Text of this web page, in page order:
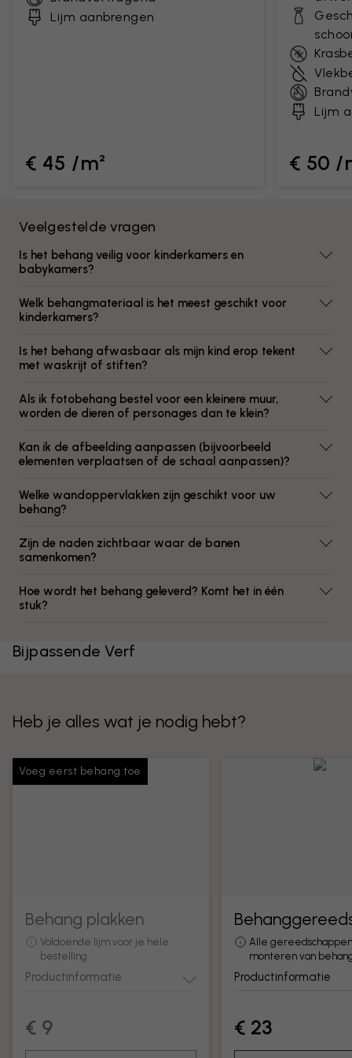
Lijm aanbrengen
€ 45 /m²
Lijm
€ 50 /
Veelgestelde vragen
Is het behang veilig voor kinderkamers en
babykamers?
Welk behangmateriaal is het meest geschikt voor
kinderkamers?
Is het behang afwasbaar als mijn kind erop tekent
met waskrijt of stiften?
Als ik fotobehang bestel voor een kleinere muur,
worden de dieren of personages dan te klein?
Kan ik de afbeelding aanpassen (bijvoorbeeld
elementen verplaatsen of de schaal aanpassen)?
Welke wandoppervlakken zijn geschikt voor uw
behang?
Zijn de naden zichtbaar waar de banen
samenkomen?
Hoe wordt het behang geleverd? Komt het in één
stuk?
Bijpassende Verf
Heb je alles wat je nodig hebt?
Voeg eerst behang toe
Behang plakken
Voldoende lijm voor je hele
bestelling
Productinformatie
€ 9
Alle
monteren van
Productinformatie
€ 23